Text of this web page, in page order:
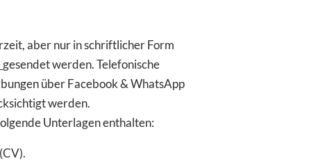
aber nur in schriftlicher Form
gesendet werden. Telefonische
über Facebook & WhatsApp
werden.
Unterlagen enthalten: